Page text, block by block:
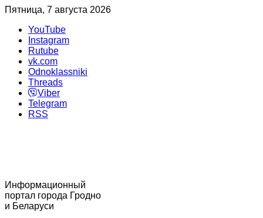
Пятница, 7 августа 2026
YouTube
Instagram
Rutube
vk.com
Odnoklassniki
Threads
Viber
Telegram
RSS
Информационный
портал города Гродно
и Беларуси